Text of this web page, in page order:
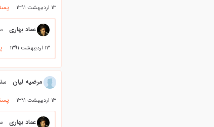
13 اردیبهشت 1391
عماد بهاری
13 اردیبهشت 1391
مرضیه لیان
13 اردیبهشت 1391
عماد بهاری